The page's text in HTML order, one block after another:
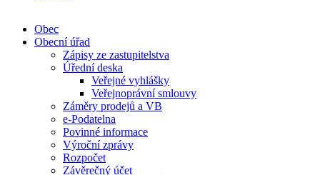
Obec
Obecní úřad
Zápisy ze zastupitelstva
Úřední deska
Veřejné vyhlášky
Veřejnoprávní smlouvy
Záměry prodejů a VB
e-Podatelna
Povinné informace
Výroční zprávy
Rozpočet
Závěrečný účet